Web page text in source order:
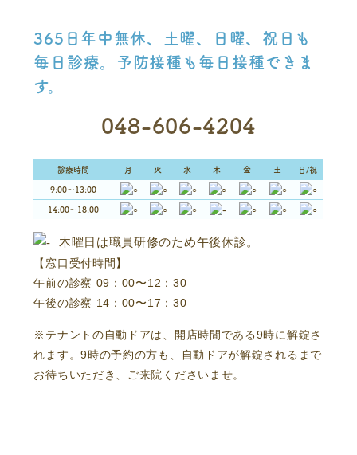
365日年中無休、土曜、日曜、祝日も
毎日診療。予防接種も毎日接種できま
す。
048-606-4204
診療時間 月 火 水 木 金 土
日/祝
9:00～13:00
14:00～18:00
木曜日は職員研修のため午後休診。
【窓口受付時間】
午前の診察 09：00〜12：30
午後の診察 14：00〜17：30
※テナントの自動ドアは、開店時間である9時に解錠さ
れます。9時の予約の方も、自動ドアが解錠されるまで
お待ちいただき、ご来院くださいませ。